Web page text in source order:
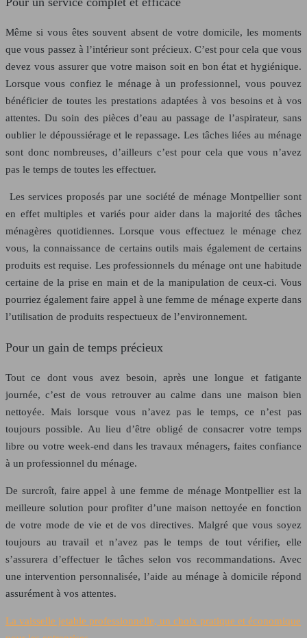
Même si vous êtes souvent absent de votre domicile, les moments
que vous passez à l’intérieur sont précieux. C’est pour cela que vous
devez vous assurer que votre maison soit en bon état et hygiénique.
Lorsque vous confiez le ménage à un professionnel, vous pouvez
bénéficier de toutes les prestations adaptées à vos besoins et à vos
attentes. Du soin des pièces d’eau au passage de l’aspirateur, sans
oublier le dépoussiérage et le repassage. Les tâches liées au ménage
sont donc nombreuses, d’ailleurs c’est pour cela que vous n’avez
pas le temps de toutes les effectuer.
Les services proposés par une société de ménage Montpellier sont
en effet multiples et variés pour aider dans la majorité des tâches
ménagères quotidiennes. Lorsque vous effectuez le ménage chez
vous, la connaissance de certains outils mais également de certains
produits est requise. Les professionnels du ménage ont une habitude
certaine de la prise en main et de la manipulation de ceux-ci. Vous
pourriez également faire appel à une femme de ménage experte dans
l’utilisation de produits respectueux de l’environnement.
Pour un gain de temps précieux
Tout ce dont vous avez besoin, après une longue et fatigante
journée, c’est de vous retrouver au calme dans une maison bien
nettoyée. Mais lorsque vous n’avez pas le temps, ce n’est pas
toujours possible. Au lieu d’être obligé de consacrer votre temps
libre ou votre week-end dans les travaux ménagers, faites confiance
à un professionnel du ménage.
De surcroît, faire appel à une femme de ménage Montpellier est la
meilleure solution pour profiter d’une maison nettoyée en fonction
de votre mode de vie et de vos directives. Malgré que vous soyez
toujours au travail et n’avez pas le temps de tout vérifier, elle
s’assurera d’effectuer le tâches selon vos recommandations. Avec
une intervention personnalisée, l’aide au ménage à domicile répond
assurément à vos attentes.
La vaisselle jetable professionnelle, un choix pratique et économique